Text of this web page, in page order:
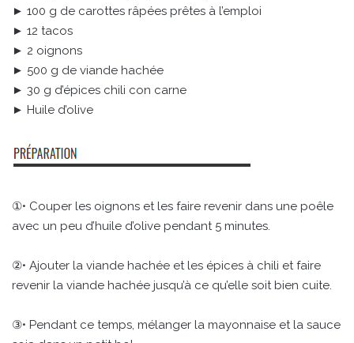
► 100 g de carottes râpées prêtes à l’emploi
► 12 tacos
► 2 oignons
► 500 g de viande hachée
► 30 g d’épices chili con carne
► Huile d’olive
①• Couper les oignons et les faire revenir dans une poêle
avec un peu d’huile d’olive pendant 5 minutes.
②• Ajouter la viande hachée et les épices à chili et faire
revenir la viande hachée jusqu’à ce qu’elle soit bien cuite.
③• Pendant ce temps, mélanger la mayonnaise et la sauce